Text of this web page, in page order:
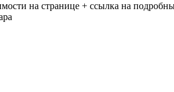
на странице + ссылка на